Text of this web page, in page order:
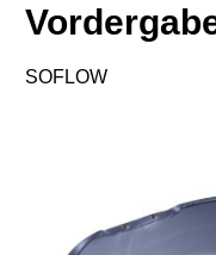
SOFLOW